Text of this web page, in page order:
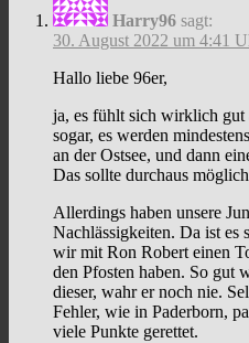
Harry96 sagt:
30. August 2022 um 4:41
Hallo liebe 96er,
ja, es fühlt sich wirklich gut
sogar, es werden
an der Ostsee, und dann
Das sollte durchaus
Allerdings haben unsere
Nachlässigkeiten. Da ist es
wir mit Ron Robert einen
den Pfosten haben. So gut
dieser, wahr er noch nie.
Fehler, wie in Paderborn,
viele Punkte gerettet.